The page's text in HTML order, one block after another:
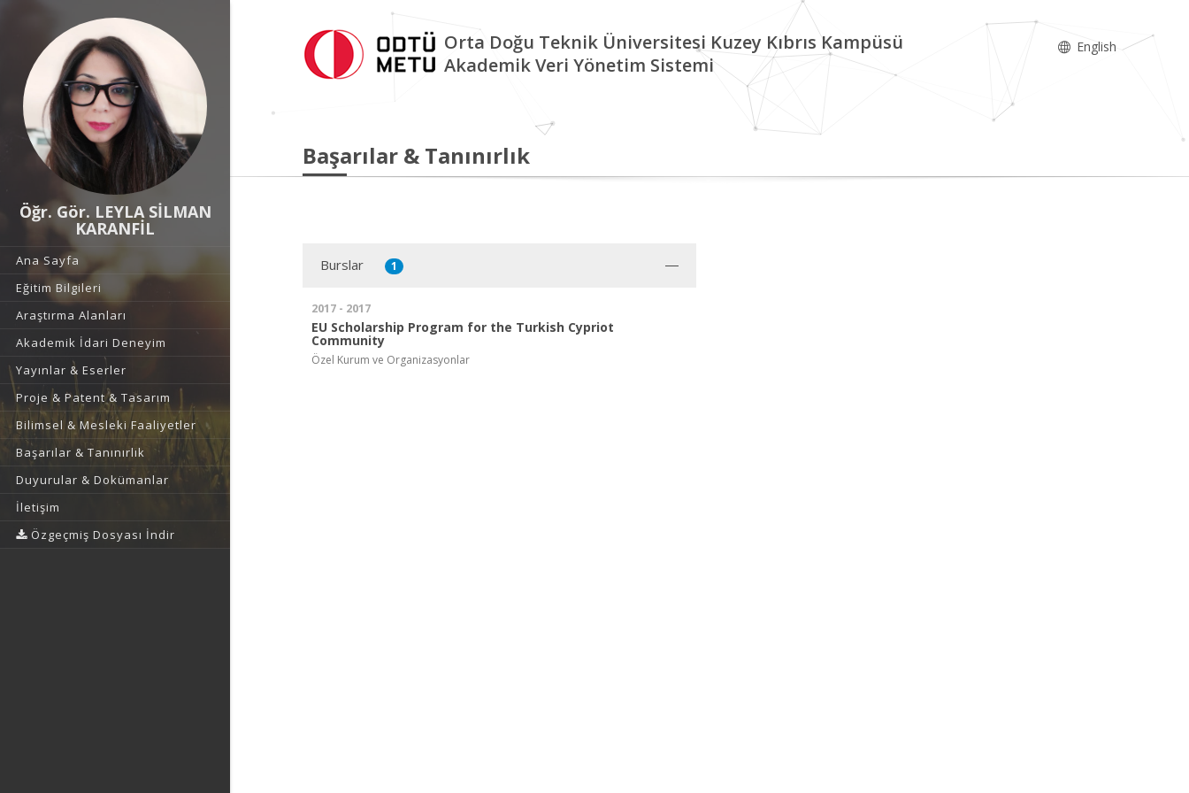
Öğr. Gör. LEYLA SİLMAN
KARANFİL
Ana Sayfa
Eğitim Bilgileri
Araştırma Alanları
Akademik İdari Deneyim
Yayınlar & Eserler
Proje & Patent & Tasarım
Bilimsel & Mesleki Faaliyetler
Başarılar & Tanınırlık
Duyurular & Dokümanlar
İletişim
Özgeçmiş Dosyası İndir
Orta Doğu Teknik Üniversitesi Kuzey Kıbrıs Kampüsü
Akademik Veri Yönetim Sistemi
English
Başarılar & Tanınırlık
Burslar 1
2017 - 2017
EU Scholarship Program for the Turkish Cypriot
Community
Özel Kurum ve Organizasyonlar